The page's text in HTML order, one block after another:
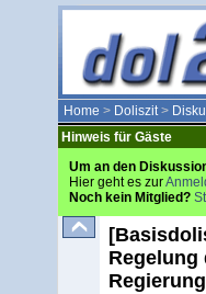
Home > Doliszit>
Hinweis für Gäste
Um an den
Hier geht es zur
Noch kein Mitglied?
Regelung